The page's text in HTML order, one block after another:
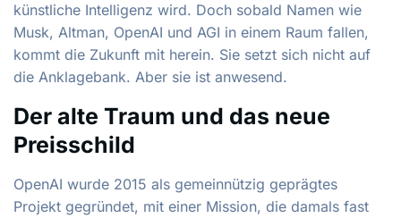
künstliche Intelligenz wird. Doch sobald Namen wie
Musk, Altman, OpenAI und AGI in einem Raum fallen,
kommt die Zukunft mit herein. Sie setzt sich nicht auf
die Anklagebank. Aber sie ist anwesend.
Der alte Traum und das neue
Preisschild
OpenAI wurde 2015 als gemeinnützig geprägtes
Projekt gegründet, mit einer Mission, die damals fast